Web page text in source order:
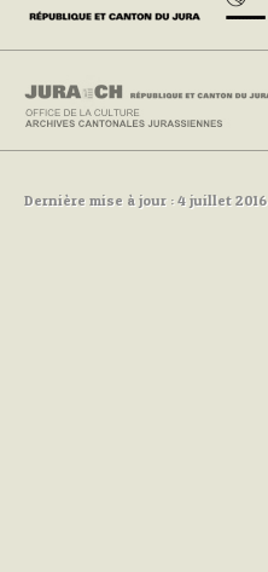
Dernière mise à jour : 4 juillet 2016